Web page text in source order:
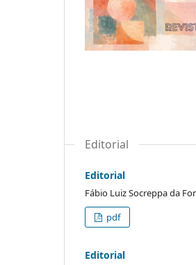
Editorial
Editorial
Fábio Luiz Socreppa da
pdf
Editorial